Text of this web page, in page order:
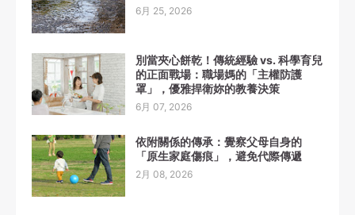
6月 25, 2026
別當夾心餅乾！傳統經驗 vs. 科學育兒
的正面戰場：職場媽的「主權防護
罩」，優雅捍衛妳的教養決策
6月 07, 2026
依附關係的傳承：覺察父母自身的
「原生家庭傷痕」，避免代際傳遞
2月 08, 2026